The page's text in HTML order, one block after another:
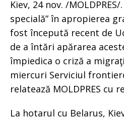
Kiev, 24 nov. /
specială” în apropierea
fost începută recent de
de a întări apărarea
împiedica o criză a
miercuri Serviciul
relatează MOLDPRES cu
La hotarul cu Belarus,